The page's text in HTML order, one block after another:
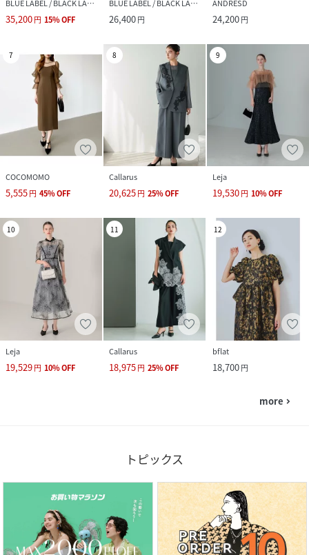
BLUE LABEL / BLACK LABEL CRESTBRIDGE
35,200円 15%OFF
BLUE LABEL / BLACK LABEL CRESTBRIDGE
26,400円
ANDRESD
24,200円
7
COCOMOMO
5,555円 45%OFF
8
Callarus
20,625円 25%OFF
9
Leja
19,530円 10%OFF
10
Leja
19,529円 10%OFF
11
Callarus
18,975円 25%OFF
12
bflat
18,700円
more navigate_next
トピックス